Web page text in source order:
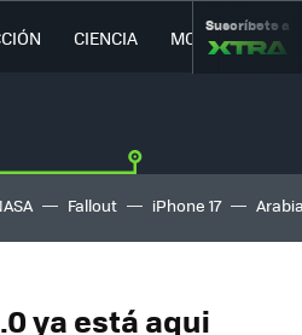
CIENCIA MOVILIDAD
Suscríbete a
Fallout iPhone 17
ya está aqui